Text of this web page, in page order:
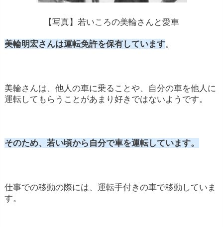
【写真】若いころの美輪さんと愛車
美輪明宏さんは運転免許を保有しています。
美輪さんは、他人の車に乗ることや、自分の車を他人に
運転してもらうことがあまり好きではないようです。
そのため、若い頃から自分で車を運転しています。
仕事での移動の際には、運転手付きの車で移動していま
す。